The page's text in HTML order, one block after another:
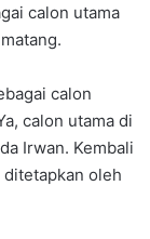
calon utama
calon
calon utama di
Irwan. Kembali
ditetapkan oleh